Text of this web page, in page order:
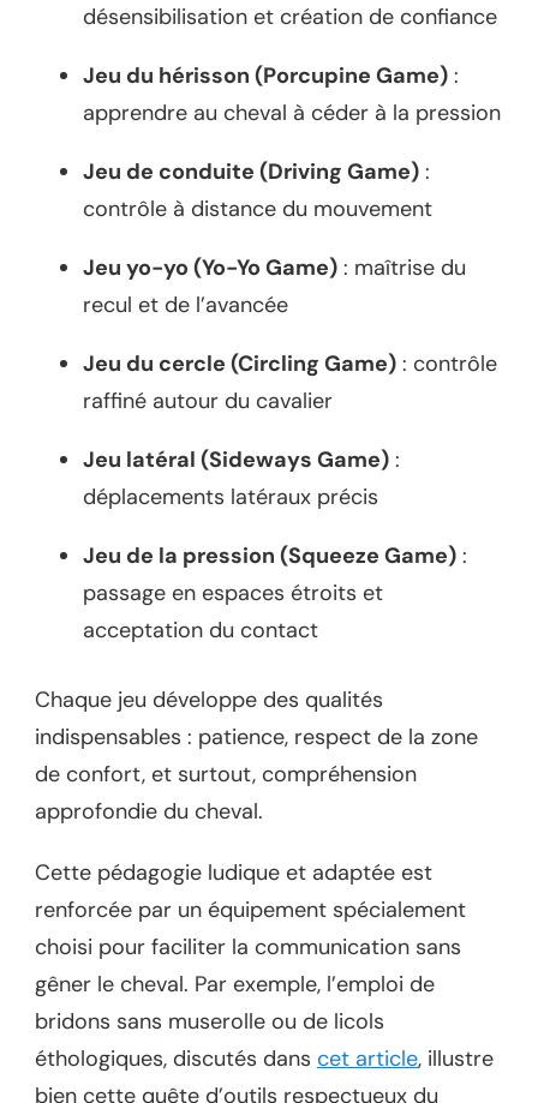
désensibilisation et création de confiance
Jeu du hérisson (Porcupine Game) :
apprendre au cheval à céder à la pression
Jeu de conduite (Driving Game) :
contrôle à distance du mouvement
Jeu yo-yo (Yo-Yo Game) : maîtrise du
recul et de l’avancée
Jeu du cercle (Circling Game) : contrôle
raffiné autour du cavalier
Jeu latéral (Sideways Game) :
déplacements latéraux précis
Jeu de la pression (Squeeze Game) :
passage en espaces étroits et
acceptation du contact
Chaque jeu développe des qualités
indispensables : patience, respect de la zone
de confort, et surtout, compréhension
approfondie du cheval.
Cette pédagogie ludique et adaptée est
renforcée par un équipement spécialement
choisi pour faciliter la communication sans
gêner le cheval. Par exemple, l’emploi de
bridons sans muserolle ou de licols
éthologiques, discutés dans cet article, illustre
bien cette quête d’outils respectueux du